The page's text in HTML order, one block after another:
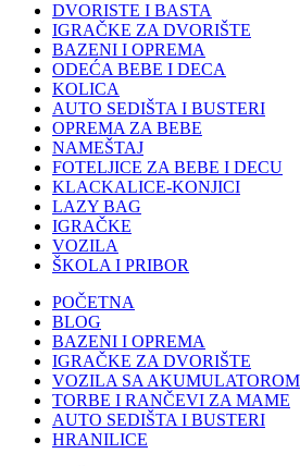
DVORISTE I BASTA
IGRAČKE ZA DVORIŠTE
BAZENI I OPREMA
ODEĆA BEBE I DECA
KOLICA
AUTO SEDIŠTA I BUSTERI
OPREMA ZA BEBE
NAMEŠTAJ
FOTELJICE ZA BEBE I DECU
KLACKALICE-KONJICI
LAZY BAG
IGRAČKE
VOZILA
ŠKOLA I PRIBOR
POČETNA
BLOG
BAZENI I OPREMA
IGRAČKE ZA DVORIŠTE
VOZILA SA AKUMULATOROM
TORBE I RANČEVI ZA MAME
AUTO SEDIŠTA I BUSTERI
HRANILICE